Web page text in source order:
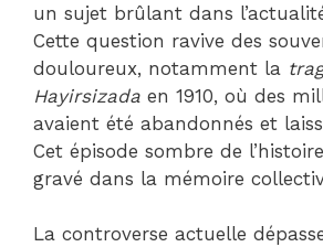
un sujet brûlant dans
Cette question ravive des
douloureux, notamment la
Hayirsizada en 1910, où des
avaient été abandonnés et
Cet épisode sombre de
gravé dans la mémoire
La controverse actuelle